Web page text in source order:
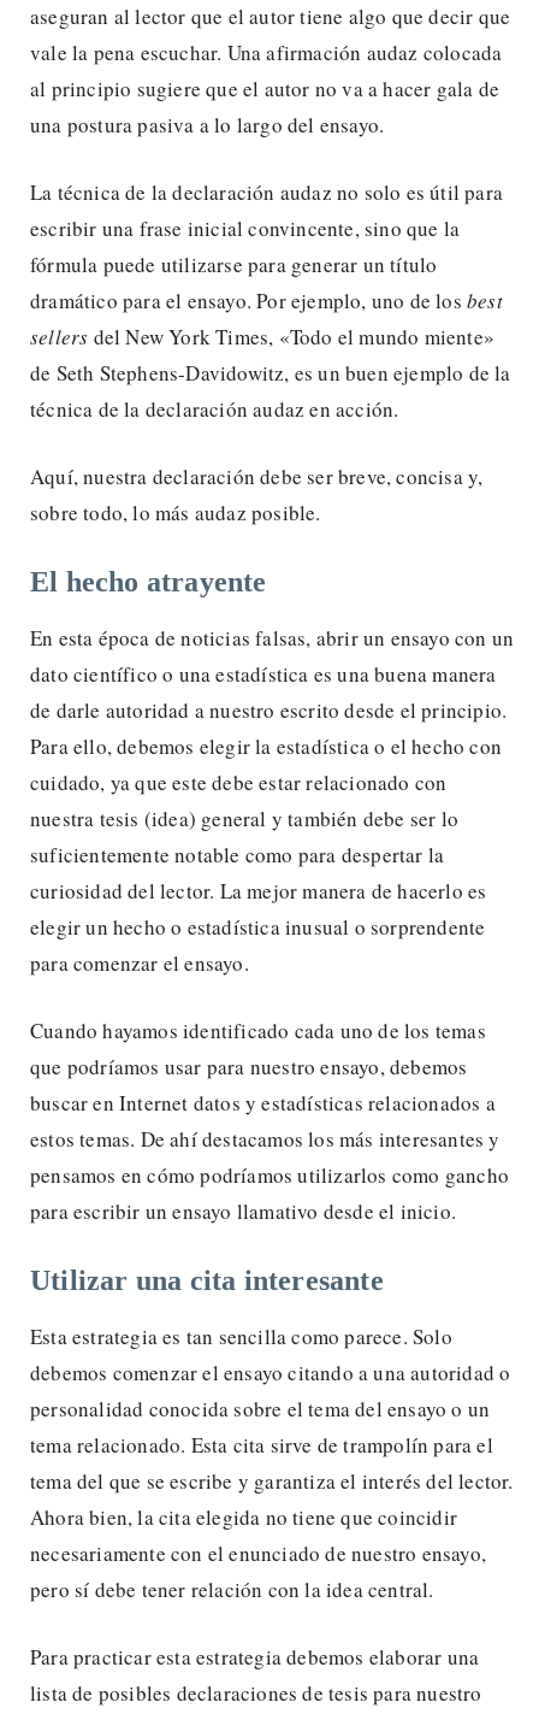
aseguran al lector que el autor tiene algo que decir que
vale la pena escuchar. Una afirmación audaz colocada
al principio sugiere que el autor no va a hacer gala de
una postura pasiva a lo largo del ensayo.
La técnica de la declaración audaz no solo es útil para
escribir una frase inicial convincente, sino que la
fórmula puede utilizarse para generar un título
dramático para el ensayo. Por ejemplo, uno de losbest
sellers del New York Times, «Todo el mundo miente»
de Seth Stephens-Davidowitz, es un buen ejemplo de la
técnica de la declaración audaz en acción.
Aquí, nuestra declaración debe ser breve, concisa y,
sobre todo, lo más audaz posible.
El hecho atrayente
En esta época de noticias falsas, abrir un ensayo con un
dato científico o una estadística es una buena manera
de darle autoridad a nuestro escrito desde el principio.
Para ello, debemos elegir la estadística o el hecho con
cuidado, ya que este debe estar relacionado con
nuestra tesis (idea) general y también debe ser lo
suficientemente notable como para despertar la
curiosidad del lector. La mejor manera de hacerlo es
elegir un hecho o estadística inusual o sorprendente
para comenzar el ensayo.
Cuando hayamos identificado cada uno de los temas
que podríamos usar para nuestro ensayo, debemos
buscar en Internet datos y estadísticas relacionados a
estos temas. De ahí destacamos los más interesantes y
pensamos en cómo podríamos utilizarlos como gancho
para escribir un ensayo llamativo desde el inicio.
Utilizar una cita interesante
Esta estrategia es tan sencilla como parece. Solo
debemos comenzar el ensayo citando a una autoridad o
personalidad conocida sobre el tema del ensayo o un
tema relacionado. Esta cita sirve de trampolín para el
tema del que se escribe y garantiza el interés del lector.
Ahora bien, la cita elegida no tiene que coincidir
necesariamente con el enunciado de nuestro ensayo,
pero sí debe tener relación con la idea central.
Para practicar esta estrategia debemos elaborar una
lista de posibles declaraciones de tesis para nuestro